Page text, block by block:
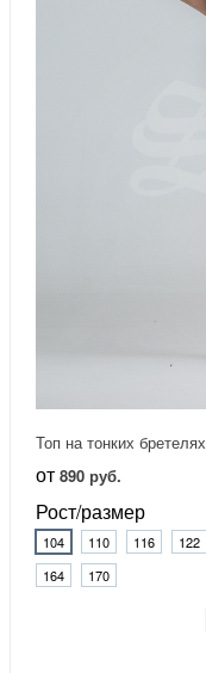
Топ на тонких бретелях
от 890 руб.
Рост/размер
104 110 116 122
164
170